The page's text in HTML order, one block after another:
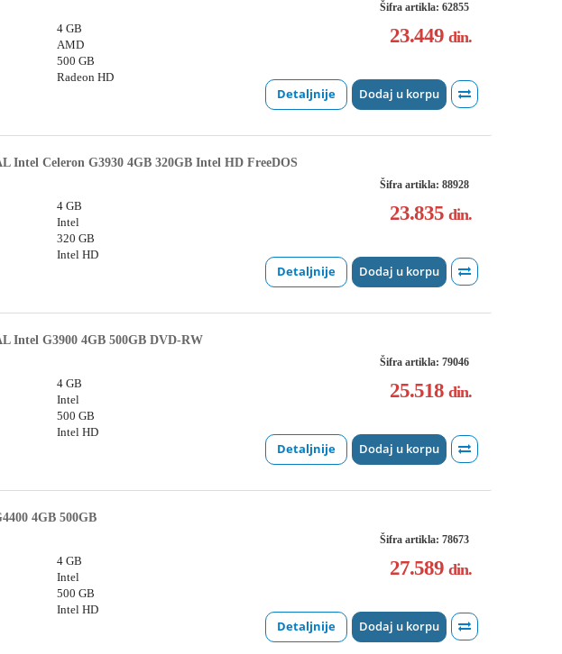
Šifra artikla: 62855
4 GB
AMD
500 GB
Radeon HD
23.449din.
Detaljnije Dodaj u korpu
Intel Celeron G3930 4GB 320GB Intel HD FreeDOS
Šifra artikla: 88928
4 GB
Intel
320 GB
Intel HD
23.835din.
Detaljnije Dodaj u korpu
Intel G3900 4GB 500GB DVD-RW
Šifra artikla: 79046
4 GB
Intel
500 GB
Intel HD
25.518din.
Detaljnije Dodaj u korpu
4GB 500GB
Šifra artikla: 78673
4 GB
Intel
500 GB
Intel HD
27.589din.
Detaljnije Dodaj u korpu